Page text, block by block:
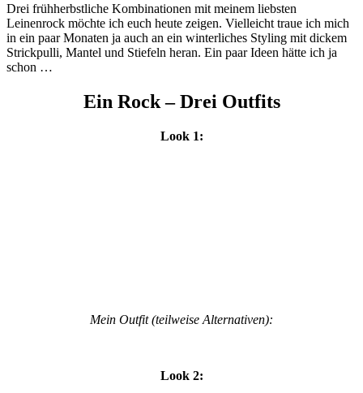
Drei frühherbstliche Kombinationen mit meinem liebsten
Leinenrock möchte ich euch heute zeigen. Vielleicht traue ich mich
in ein paar Monaten ja auch an ein winterliches Styling mit dickem
Strickpulli, Mantel und Stiefeln heran. Ein paar Ideen hätte ich ja
schon …
Ein Rock – Drei Outfits
Look 1:
Mein Outfit (teilweise Alternativen):
Look 2: